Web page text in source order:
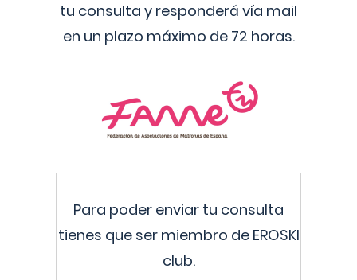
tu consulta y responderá vía mail
en un plazo máximo de 72 horas.
Para poder enviar tu consulta
tienes que ser miembro de EROSKI
club.